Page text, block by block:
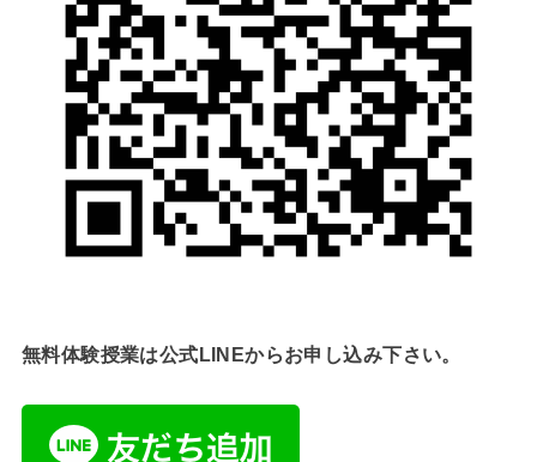
無料体験授業は公式LINEからお申し込み下さい。